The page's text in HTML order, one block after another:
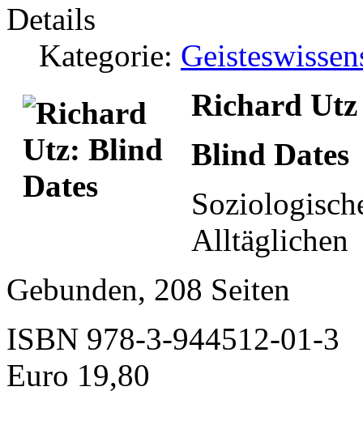
Details
Kategorie:
Richard Utz
Blind Dates
Alltäglichen
Gebunden, 208 Seiten
ISBN 978-3-944512-01-3
Euro 19,80